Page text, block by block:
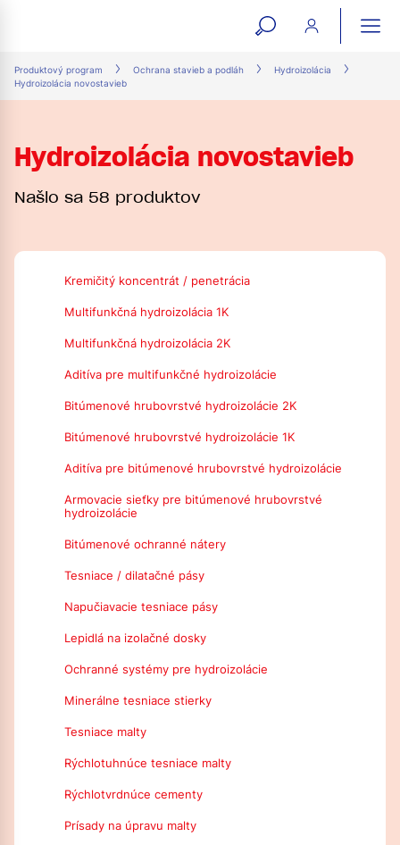
open
search
form
Produktový program Ochrana stavieb a podláh
Hydroizolácia
Hydroizolácia novostavieb
Hydroizolácia novostavieb
Našlo sa 58 produktov
Kremičitý koncentrát / penetrácia
Multifunkčná hydroizolácia 1K
Multifunkčná hydroizolácia 2K
Aditíva pre multifunkčné hydroizolácie
Bitúmenové hrubovrstvé hydroizolácie 2K
Bitúmenové hrubovrstvé hydroizolácie 1K
Aditíva pre bitúmenové hrubovrstvé hydroizolácie
Armovacie sieťky pre bitúmenové hrubovrstvé
hydroizolácie
Bitúmenové ochranné nátery
Tesniace / dilatačné pásy
Napučiavacie tesniace pásy
Lepidlá na izolačné dosky
Ochranné systémy pre hydroizolácie
Minerálne tesniace stierky
Tesniace malty
Rýchlotuhnúce tesniace malty
Rýchlotvrdnúce cementy
Prísady na úpravu malty